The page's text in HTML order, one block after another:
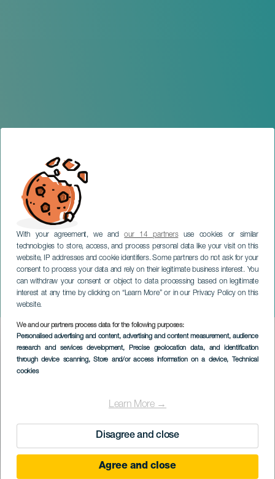
With your agreement, we andour 14 partnersuse cookies or similar
technologies to store, access, and process personal data like your visit on this
website, IP addresses and cookie identifiers. Some partners do not ask for your
consent to process your data and rely on their legitimate business interest. You
can withdraw your consent or object to data processing based on legitimate
interest at any time by clicking on “Learn More” or in our Privacy Policy on this
website.
We and our partners process data for the following purposes:
Personalised advertising and content, advertising and content measurement, audience
research and services development, Precise geolocation data, and identification
through device scanning, Store and/or access information on a device, Technical
cookies
Learn More →
Disagree and close
Agree and close
Med syv grønne stjerner
GRAN CANARIA
Imagen
Listado